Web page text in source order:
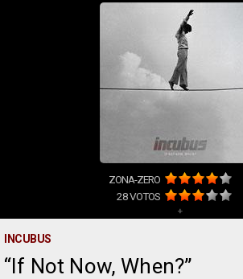
ZONA-ZERO
28VOTOS
+
INCUBUS
If Not Now, When?